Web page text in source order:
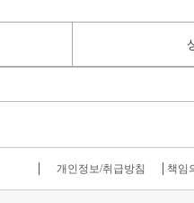
개인정보/취급방침 책임